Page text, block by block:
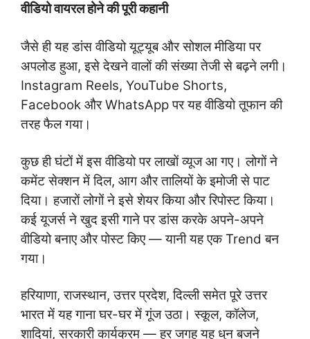
वीडियो वायरल होने की पूरी कहानी
जैसे ही यह डांस वीडियो यूट्यूब और सोशल मीडिया पर
अपलोड हुआ, इसे देखने वालों की संख्या तेजी से बढ़ने लगी।
Instagram Reels, YouTube Shorts,
Facebook और WhatsApp पर यह वीडियो तूफान की
तरह फैल गया।
कुछ ही घंटों में इस वीडियो पर लाखों व्यूज आ गए। लोगों ने
कमेंट सेक्शन में दिल, आग और तालियों के इमोजी से पाट
दिया। हजारों लोगों ने इसे शेयर किया और रिपोस्ट किया।
कई यूजर्स ने खुद इसी गाने पर डांस करके अपने-अपने
वीडियो बनाए और पोस्ट किए — यानी यह एक Trend बन
गया।
हरियाणा, राजस्थान, उत्तर प्रदेश, दिल्ली समेत पूरे उत्तर
भारत में यह गाना घर-घर में गूंज उठा। स्कूल, कॉलेज,
शादियां, सरकारी कार्यक्रम — हर जगह यह धुन बजने